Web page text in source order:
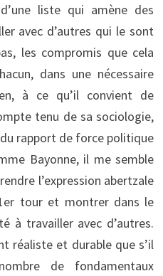
liste qui amène des
avec d’autres qui le sont
les compromis que cela
dans une nécessaire
à ce qu’il convient de
tenu de sa sociologie,
rapport de force politique
Bayonne, il me semble
l’expression abertzale
tour et montrer dans le
à travailler avec d’autres.
réaliste et durable que s’il
de fondamentaux